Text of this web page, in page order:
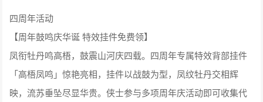
四周年活动
【周年鼓鸣庆华诞 特效挂件免费领】
凤衔牡丹鸣高梧，鼓震山河庆四载。四周年专属特效背部挂件
「高梧凤鸣」惊艳亮相，挂件以战鼓为型，凤纹牡丹交相辉
映，流苏垂坠尽显华贵。侠士参与多项周年庆活动即可收集代